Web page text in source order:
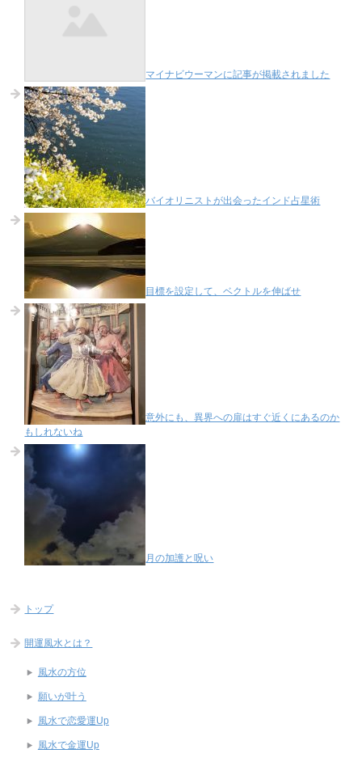
マイナビウーマンに記事が掲載されました
バイオリニストが出会ったインド占星術
目標を設定して、ベクトルを伸ばせ
意外にも、異界への扉はすぐ近くにあるのか
もしれないね
月の加護と呪い
トップ
開運風水とは？
風水の方位
願いが叶う
風水で恋愛運Up
風水で金運Up